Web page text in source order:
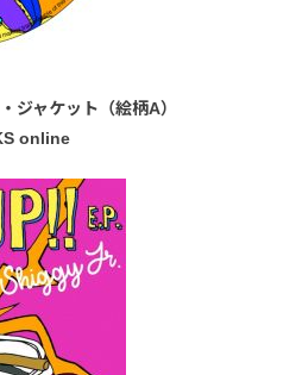
ジャケット（絵柄A）
online